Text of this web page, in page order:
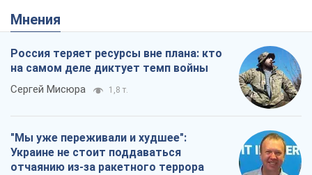
Мнения
Россия теряет ресурсы вне плана: кто
на самом деле диктует темп войны
Сергей Мисюра 1,8 т.
"Мы уже переживали и худшее":
Украине не стоит поддаваться
отчаянию из-за ракетного террора